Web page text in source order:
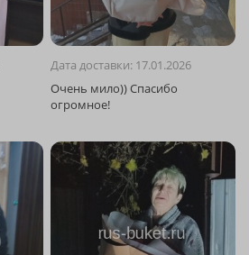
Дата доставки: 17.01.2026